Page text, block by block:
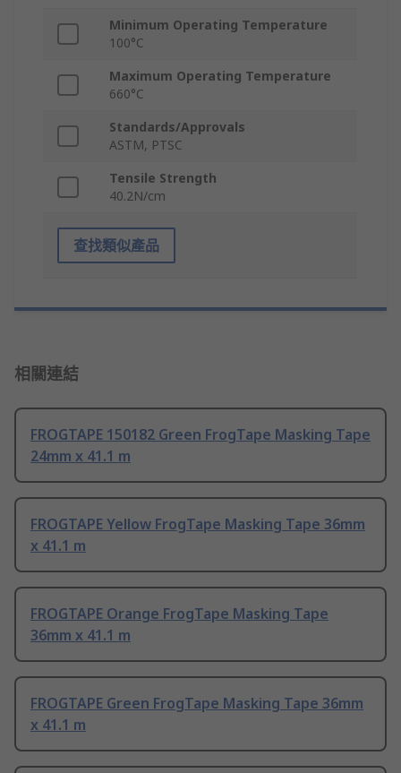
Minimum Operating Temperature
100°C
Maximum Operating Temperature
660°C
Standards/Approvals
ASTM, PTSC
Tensile Strength
40.2N/cm
查找類似產品
相關連結
FROGTAPE 150182 Green FrogTape Masking Tape
24mm x 41.1 m
FROGTAPE Yellow FrogTape Masking Tape 36mm
x 41.1 m
FROGTAPE Orange FrogTape Masking Tape
36mm x 41.1 m
FROGTAPE Green FrogTape Masking Tape 36mm
x 41.1 m